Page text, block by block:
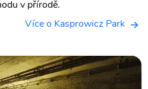
v přírodě.
Více o Kasprowicz Park